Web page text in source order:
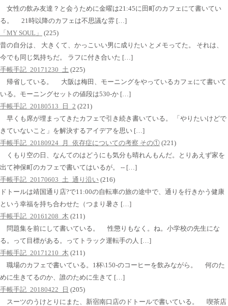
女性の飲み友達？と会うために金曜は21:45に田町のカフェにて書いてい
る。 21時以降のカフェは不思議な雰 […]
「MY SOUL」
(225)
昔の自分は、 大きくて、かっこいい男に成りたい とメモってた。 それは、
今でも同じ気持ちだ。 ラフに付き合いた […]
手帳手記_20171230_土 (225)
帰省している。 大阪は梅田、モーニングをやっているカフェにて書いて
いる。モーニングセットの値段は530-か […]
手帳手記_20180513_日_2 (221)
早くも席が埋まってきたカフェで引き続き書いている。 「やりたいけどで
きていないこと」を解決するアイデアを思い […]
手帳手記_20180924_月_依存症についての考察 その① (221)
くもり空の日、なんてのはどうにも気分も晴れんもんだ。とりあえず家を
出て神保町のカフェで書いてはいるが。 -- […]
手帳手記_20170603_土_通り沿い (216)
ドトールは靖国通り店?で11:00の自転車の旅の途中で、通りを行きかう健康
という幸福を持ち合わせた（つまり暑さ […]
手帳手記_20161208_木 (211)
問題集を前にして書いている。 性懲りもなく。ね。小学校の先生にな
る。って目標がある。ってトラック運転手の人 […]
手帳手記_20171210_木 (211)
職場のカフェで書いている。1杯\150-のコーヒーを飲みながら。 何のた
めに生きてるのか、誰のために生きて […]
手帳手記_20180422_日 (205)
スーツのうけとりにまた、新宿南口店のドトールで書いている。 喫茶店